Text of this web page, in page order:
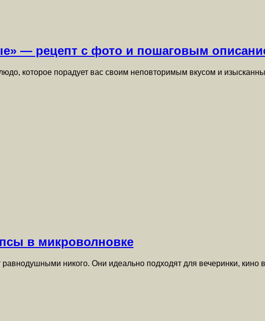
— рецепт с фото и пошаговым
которое порадует вас своим неповторимым вкусом и
в микроволновке
никого. Они идеально подходят для вечеринки, кино